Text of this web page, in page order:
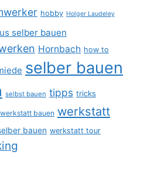
hobby Holger Laudeley
selber bauen
Hornbach how to
selber bauen
selbst bauen tipps tricks
werkstatt bauen werkstatt
bauen werkstatt tour